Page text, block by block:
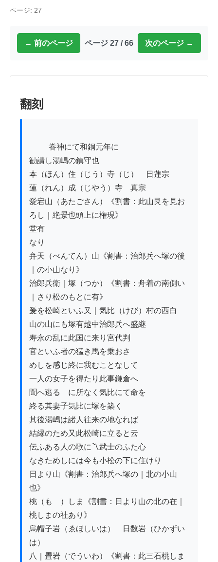
ページ: 27
← 前のページ ページ 27 / 66 次のページ →
翻刻
勧請し湯嶋の鎮守也
本（ほん）住（じう）寺（じ）　日蓮宗
蓮（れん）成（じやう）寺　真宗
愛宕山（あたごさん）《割書：此山艮を見お
ろし｜絶景也頭上に権現》
堂有
なり
弁天（べんてん）山《割書：治郎兵へ塚の後
｜の小山なり》
治郎兵衛｜塚（つか）《割書：舟着の南側い
｜さり松のもとに有》
爰を松崎といふ又｜気比（けび）村の西白
山の山にも塚有越中治郎兵へ盛継
寿永の乱に此国に来り宮代判
官といふ者の猛き馬を乗おさ
めしを感じ終に我むことなして
一人の女子を得たり此事鎌倉へ
聞へ逃るゝに所なく気比にて命を
終る其妻子気比に塚を築く
其後湯嶋は諸人往来の地なれば
結縁のため又此松崎に立ると云
伝ふある人の歌に〽武士のふた心
なきためしには今も小松の下に住けり
日より山《割書：治郎兵へ塚の｜北の小山
也》
桃（もゝ）しま《割書：日より山の北の在｜
桃しまの社あり》
烏帽子岩（ゑほしいは）　日数岩（ひかずい
は）
八｜畳岩（でういわ）《割書：此三石桃しま